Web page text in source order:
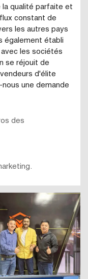
la qualité parfaite et
constant de
les autres pays
également établi
les sociétés
se réjouit de
d'élite
une demande
des